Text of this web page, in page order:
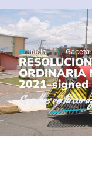
Inicio Gaceta
ORDINARIA
2021-signed
Cevallosen tu